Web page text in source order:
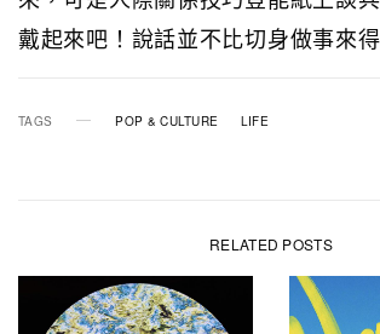
戴起來吧！說話並不比切身做事來得
TAGS POP & CULTURE LIFE
RELATED POSTS